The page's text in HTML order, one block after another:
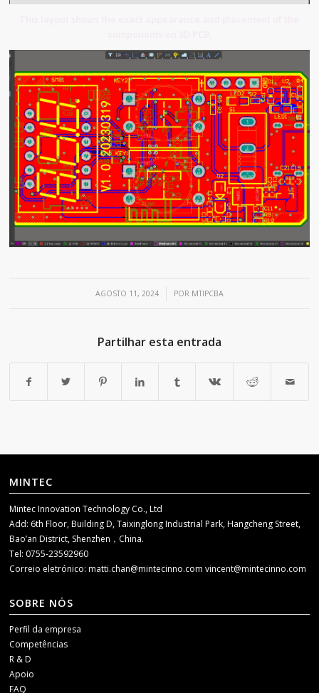
AGOSTO 11, 2024
/ POR MTIPCBA
Partilhar esta entrada
MINTEC
Mintec Innovation Technology Co., Ltd
Add: 6th Floor, Building D, Taixinglong Industrial Park, Hangcheng Street,
Bao’an District, Shenzhen，China.
Tel: 0755-23592960
Correio eletrónico:matti.chan@mintecinno.comvincent@mintecinno.com
SOBRE NÓS
Perfil da empresa
Competências
R & D
Apoio
FAQ